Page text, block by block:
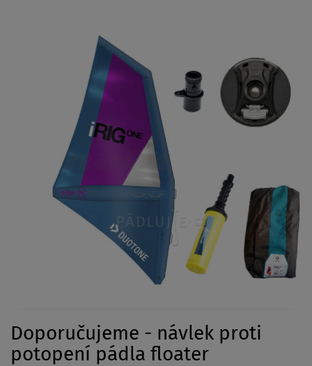
Doporučujeme - návlek proti
potopení pádla floater